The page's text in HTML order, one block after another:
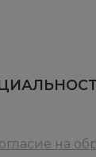
на